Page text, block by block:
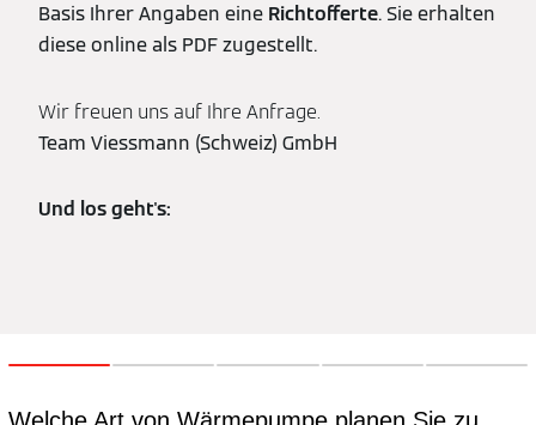
Basis Ihrer Angaben eine Richtofferte. Sie erhalten
diese online als PDF zugestellt.
Wir freuen uns auf Ihre Anfrage.
Team Viessmann (Schweiz) GmbH
Und los geht's: